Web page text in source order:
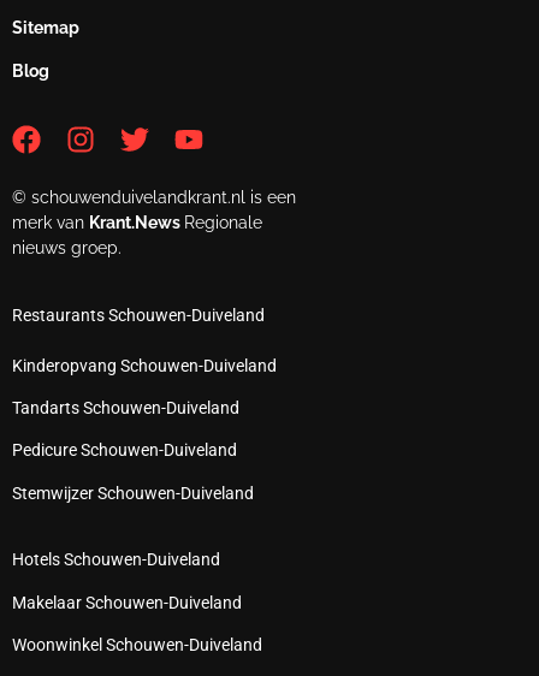
Sitemap
Blog
© schouwenduivelandkrant.nl is een
merk van Krant.News Regionale
nieuws groep.
Restaurants Schouwen-Duiveland
Kinderopvang Schouwen-Duiveland
Tandarts Schouwen-Duiveland
Pedicure Schouwen-Duiveland
Stemwijzer Schouwen-Duiveland
Hotels Schouwen-Duiveland
Makelaar Schouwen-Duiveland
Woonwinkel Schouwen-Duiveland